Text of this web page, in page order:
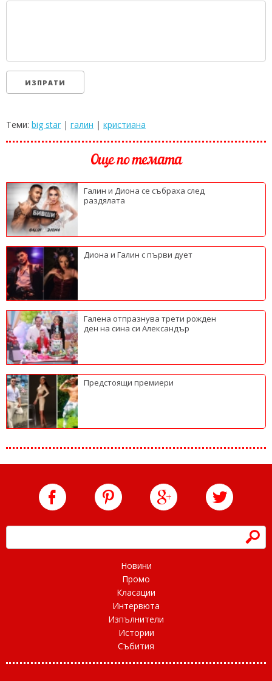
Теми: big star | галин | кристиана
Още по темата
Галин и Диона се събраха след
раздялата
Диона и Галин с първи дует
Галена отпразнува трети рожден
ден на сина си Александър
Предстоящи премиери
h
Новини
Промо
Класации
Интервюта
Изпълнители
Истории
Събития